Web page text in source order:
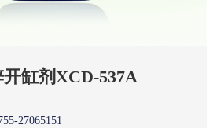
缸剂XCD-537A
27065151